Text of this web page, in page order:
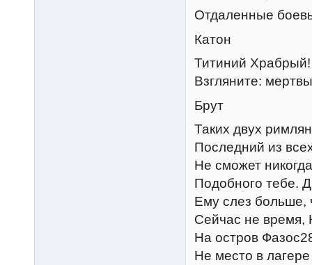
Отдаленные
Катон
Титиний Храбрый!
Взгляните:
Брут
Таких двух
Последний из
Не сможет
Подобного тебе.
Ему слез больше,
Сейчас не время,
На остров
Не место в